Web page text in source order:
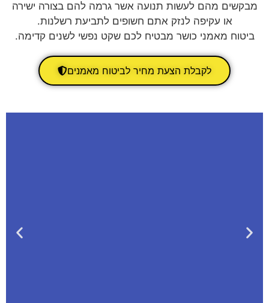
מבקשים מהם לעשות תנועה אשר גרמה להם בצורה ישירה
או עקיפה לנזק אתם חשופים לתביעת רשלנות.
ביטוח מאמני כושר מבטיח לכם שקט נפשי לשנים קדימה.
לקבלת הצעת מחיר לביטוח מאמנים